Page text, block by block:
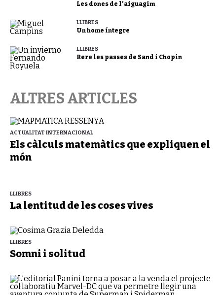
Les dones de l’aiguagim
LLIBRES
Un home íntegre
LLIBRES
Rere les passes de Sand i Chopin
ALTRES ARTICLES
ACTUALITAT INTERNACIONAL
Els càlculs matemàtics que expliquen el
món
LLIBRES
La lentitud de les coses vives
LLIBRES
Somni i solitud